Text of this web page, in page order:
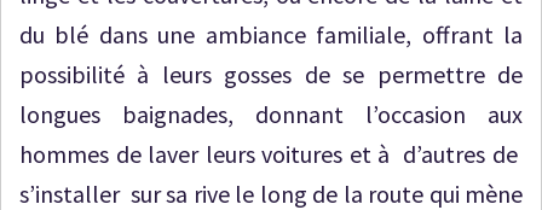
du blé dans une ambiance familiale, offrant la
possibilité à leurs gosses de se permettre de
longues baignades, donnant l’occasion aux
hommes de laver leurs voitures et à d’autres de
s’installer sur sa rive le long de la route qui mène